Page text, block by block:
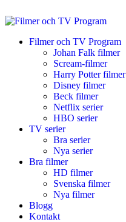
Filmer och TV Program
Johan Falk filmer
Scream-filmer
Harry Potter filmer
Disney filmer
Beck filmer
Netflix serier
HBO serier
TV serier
Bra serier
Nya serier
Bra filmer
HD filmer
Svenska filmer
Nya filmer
Blogg
Kontakt